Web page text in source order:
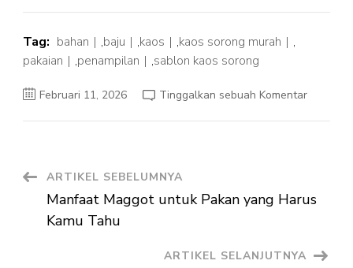
Tag: bahan ,baju ,kaos ,kaos sorong murah
,
pakaian
,penampilan ,sablon kaos sorong
Februari 11, 2026 Tinggalkan sebuah Komentarpada
Navigasi
Artikel
ARTIKEL SEBELUMNYA
Manfaat Maggot untuk Pakan yang Harus
Kamu Tahu
ARTIKEL SELANJUTNYA